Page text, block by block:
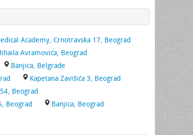
Academy, Crnotravska 17, Beograd
Avramovića, Beograd
Banjica, Belgrade
Kapetana Zavišića 3, Beograd
Beograd
Beograd
Banjica, Beograd